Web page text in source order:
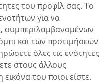
του προφίλ σας. Το
για να
συμπεριλαμβανομένων
και των προτιμήσεών
όλες τις ενότητες
στους άλλους
του ποιοι είστε.